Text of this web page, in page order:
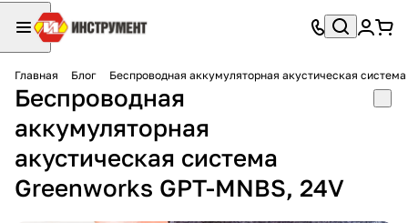
Главная Блог Беспроводная аккумуляторная акустическая
Беспроводная
аккумуляторная
акустическая система
Greenworks GPT-MNBS, 24V